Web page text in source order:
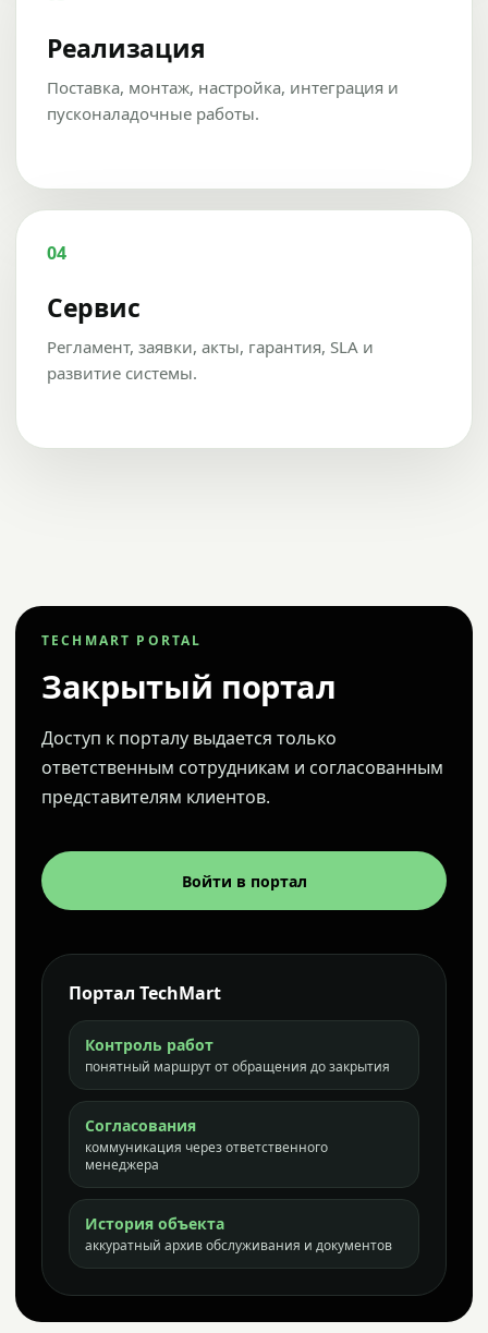
Реализация
Поставка, монтаж, настройка, интеграция и
пусконаладочные работы.
04
Сервис
Регламент, заявки, акты, гарантия, SLA и
развитие системы.
TECHMART PORTAL
Закрытый портал
Доступ к порталу выдается только
ответственным сотрудникам и согласованным
представителям клиентов.
Войти в портал
Портал TechMart
Контроль работ
понятный маршрут от обращения до закрытия
Согласования
коммуникация через ответственного
менеджера
История объекта
аккуратный архив обслуживания и документов